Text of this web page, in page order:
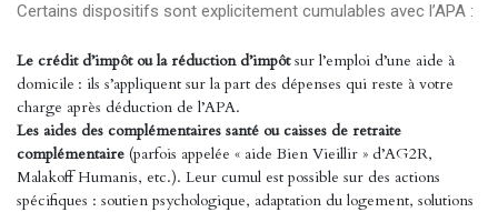
Certains dispositifs sont explicitement cumulables avec l’APA :
Le crédit d’impôt ou la réduction d’impôtsur l’emploi d’une aide à
domicile : ils s’appliquent sur la part des dépenses qui reste à votre
charge après déduction de l’APA.
Les aides des complémentaires santé ou caisses de retraite
complémentaire (parfois appelée « aide Bien Vieillir » d’AG2R,
Malakoff Humanis, etc.). Leur cumul est possible sur des actions
spécifiques : soutien psychologique, adaptation du logement, solutions